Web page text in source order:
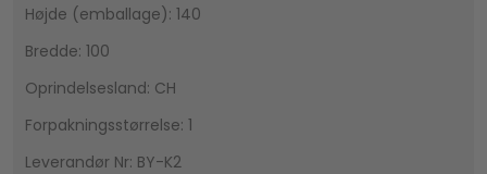
Højde (emballage): 140
Bredde: 100
Oprindelsesland: CH
Forpakningsstørrelse: 1
Leverandør Nr: BY-K2